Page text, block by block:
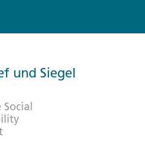
und Siegel